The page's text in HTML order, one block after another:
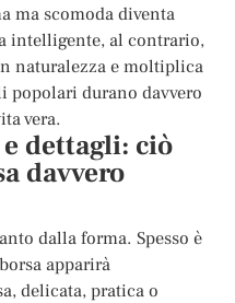
ma scomoda diventa
intelligente, al contrario,
naturalezza e moltiplica
durano davvero
vera.
dettagli: ciò
davvero
dalla forma. Spesso è
apparirà
delicata, pratica o